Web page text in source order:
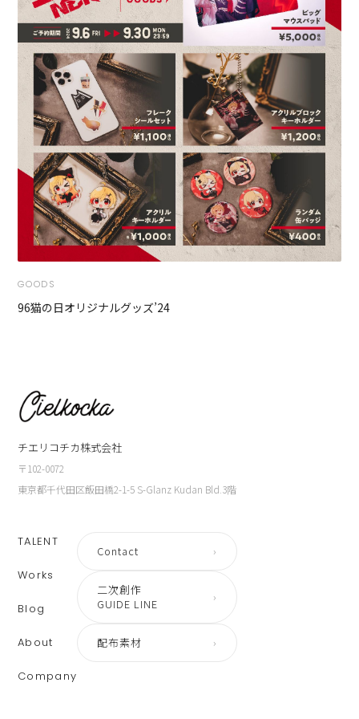
GOODS
96猫の日オリジナルグッズ’24
チエリコチカ株式会社
〒102-0072
東京都千代田区飯田橋2-1-5 S-Glanz Kudan Bld.3階
TALENT
Works
Blog
About
Company
Contact ›
二次創作
GUIDE LINE
›
配布素材 ›